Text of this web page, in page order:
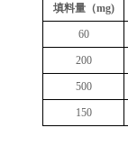
填料量（mg)
60
200
500
150